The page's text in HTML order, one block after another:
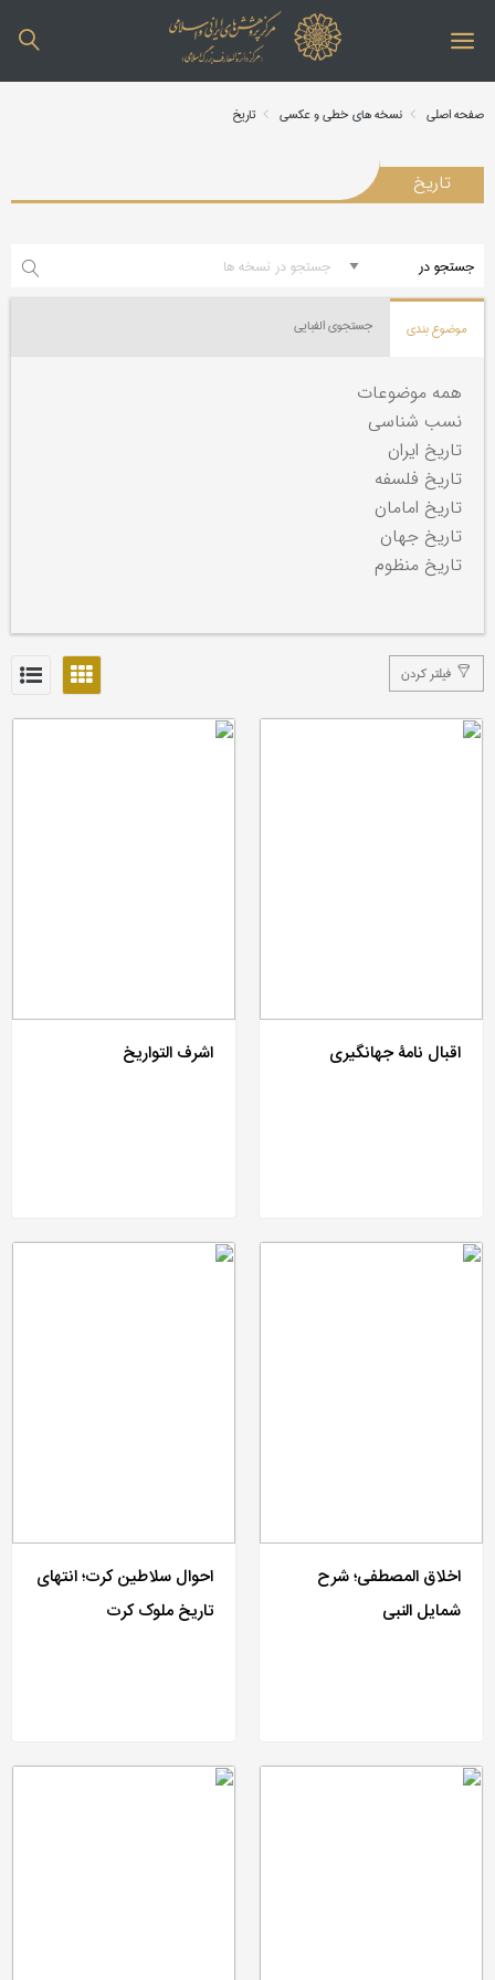
صفحه اصلی نسخه های خطی و عکسی تاریخ
تاریخ
موضوع بندی جستجوی الفبایی
همه موضوعات
نسب شناسی
تاریخ ایران
تاریخ فلسفه
تاریخ امامان
تاریخ جهان
تاریخ منظوم
فیلتر کردن
اقبال نامۀ جهانگیری اشرف التواریخ
اخلاق المصطفی؛ شرح
شمایل النبی
احوال سلاطین کرت؛ انتهای
تاریخ ملوک کرت